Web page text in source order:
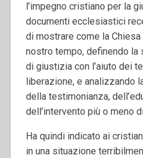
l’impegno cristiano per la
documenti ecclesiastici
di mostrare come la
nostro tempo, definendo la
di giustizia con l’aiuto dei
liberazione, e analizzando
della testimonianza,
dell’intervento più o meno
Ha quindi indicato ai
in una situazione